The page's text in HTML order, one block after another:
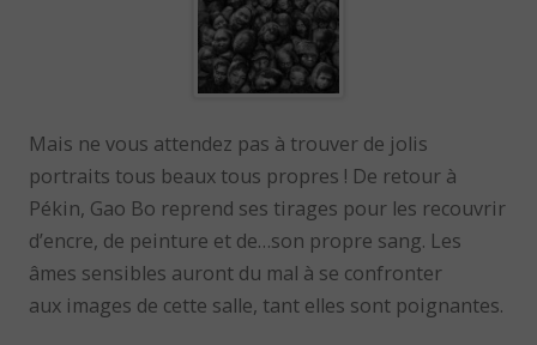
Mais ne vous attendez pas à trouver de jolis
portraits tous beaux tous propres ! De retour à
Pékin, Gao Bo reprend ses tirages pour les recouvrir
d’encre, de peinture et de…son propre sang. Les
âmes sensibles auront du mal à se confronter
aux images de cette salle, tant elles sont poignantes.